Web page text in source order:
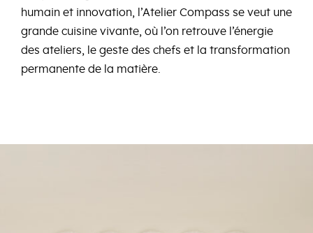
humain et innovation, l’Atelier Compass se veut une
grande cuisine vivante, où l’on retrouve l’énergie
des ateliers, le geste des chefs et la transformation
permanente de la matière.